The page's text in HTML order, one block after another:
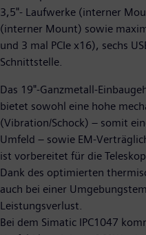
3,5"- Laufwerke (interner
(interner Mount) sowie
und 3 mal PCIe x16), sechs
Schnittstelle.
Das 19"-Ganzmetall-
bietet sowohl eine hohe
(Vibration/Schock) – somit
Umfeld – sowie EM-
ist vorbereitet für die
Dank des optimierten
auch bei einer
Leistungsverlust.
Bei dem Simatic IPC1047